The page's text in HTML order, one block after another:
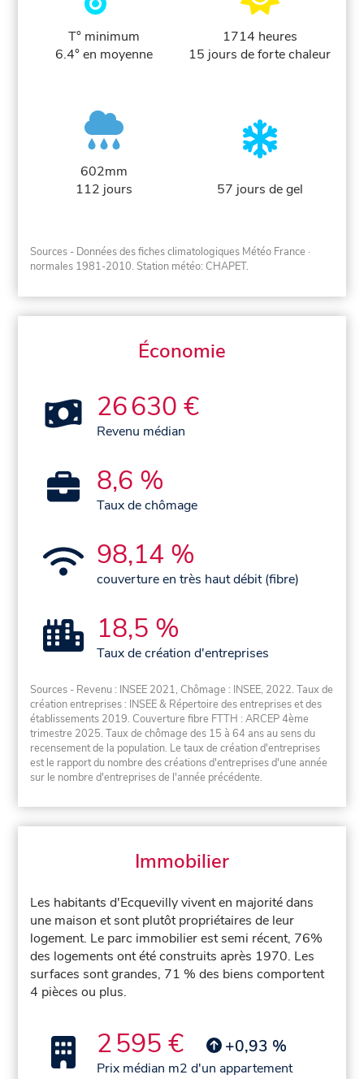
T° minimum
6.4° en moyenne
1714 heures
15 jours de forte chaleur
602mm
112 jours
57 jours de gel
Sources - Données des fiches climatologiques Météo France ·
normales 1981-2010. Station météo: CHAPET.
Économie
26 630 €
Revenu médian
8,6 %
Taux de chômage
98,14 %
couverture en très haut débit (fibre)
18,5 %
Taux de création d'entreprises
Sources - Revenu : INSEE 2021, Chômage : INSEE, 2022. Taux de
création entreprises : INSEE & Répertoire des entreprises et des
établissements 2019. Couverture fibre FTTH : ARCEP 4ème
trimestre 2025. Taux de chômage des 15 à 64 ans au sens du
recensement de la population. Le taux de création d'entreprises
est le rapport du nombre des créations d'entreprises d'une année
sur le nombre d'entreprises de l'année précédente.
Immobilier
Les habitants d'Ecquevilly vivent en majorité dans
une maison et sont plutôt propriétaires de leur
logement. Le parc immobilier est semi récent, 76%
des logements ont été construits après 1970. Les
surfaces sont grandes, 71 % des biens comportent
4 pièces ou plus.
2 595 € +0,93 %
Prix médian m2 d'un appartement